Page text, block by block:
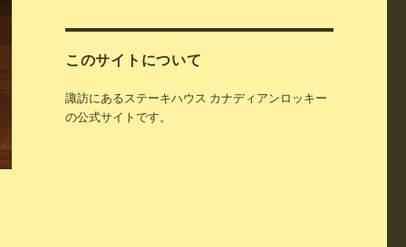
このサイトについて
諏訪にあるステーキハウス カナディアンロッキー
の公式サイトです。